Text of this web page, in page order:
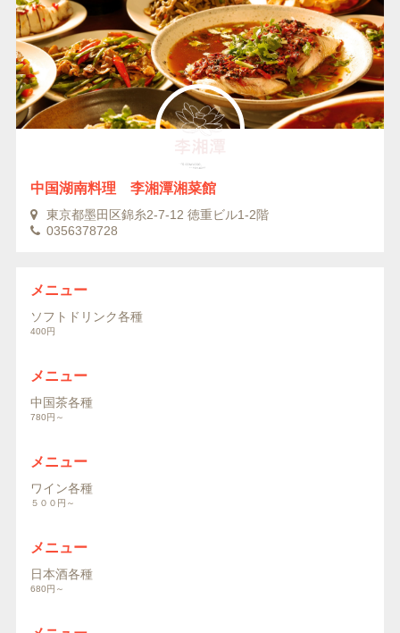
中国湖南料理 李湘潭湘菜館
東京都墨田区錦糸2-7-12 徳重ビル1-2階
0356378728
メニュー
ソフトドリンク各種
400円
メニュー
中国茶各種
780円～
メニュー
ワイン各種
５００円～
メニュー
日本酒各種
680円～